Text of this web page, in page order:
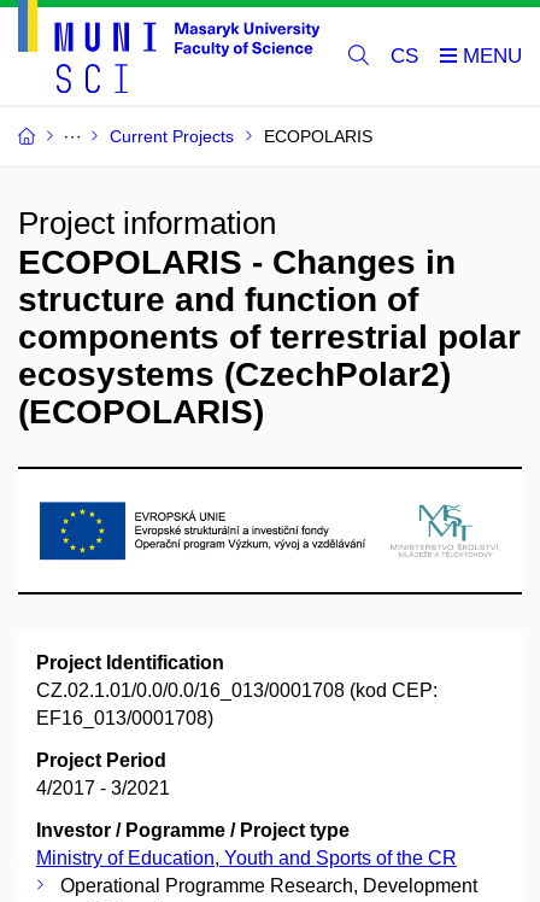
CS
Current Projects ECOPOLARIS
Project information
ECOPOLARIS - Changes in
structure and function of
components of terrestrial polar
ecosystems (CzechPolar2)
(ECOPOLARIS)
Project Identification
CZ.02.1.01/0.0/0.0/16_013/0001708 (kod CEP:
EF16_013/0001708)
Project Period
4/2017 - 3/2021
Investor / Pogramme / Project type
Ministry of Education, Youth and Sports of the CR
Operational Programme Research, Development